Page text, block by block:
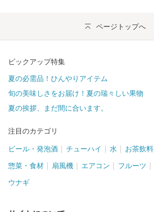
ページトップへ
ピックアップ特集
夏の必需品！ひんやりアイテム
旬の美味しさをお届け！夏の瑞々しい果物
夏の挨拶、まだ間に合います。
注目のカテゴリ
ビール・発泡酒 チューハイ 水 お茶飲料
惣菜・食材 扇風機 エアコン フルーツ
ウナギ